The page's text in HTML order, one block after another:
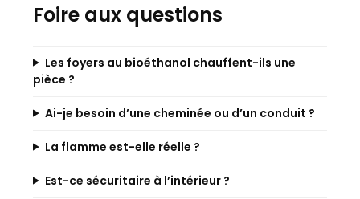
Foire aux questions
Les foyers au bioéthanol chauffent-ils une
pièce ?
Ai-je besoin d’une cheminée ou d’un conduit ?
La flamme est-elle réelle ?
Est-ce sécuritaire à l’intérieur ?